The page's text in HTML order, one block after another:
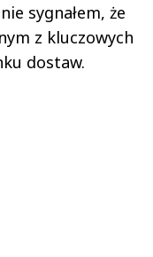
sygnałem, że
z kluczowych
dostaw.